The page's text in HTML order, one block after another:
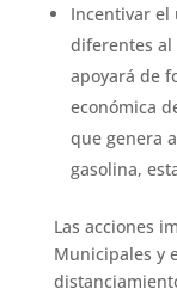
Incentivar el
diferentes al
apoyará de
económica
que genera
gasolina,
Las acciones
Municipales y